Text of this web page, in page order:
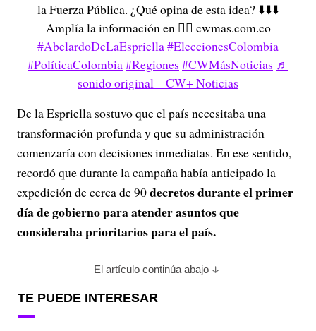
la Fuerza Pública. ¿Qué opina de esta idea? ⬇️⬇️⬇️
Amplía la información en 👉🏻 cwmas.com.co
#AbelardoDeLaEspriella#EleccionesColombia
#PolíticaColombia#Regiones #CWMásNoticias ♬
sonido original – CW+ Noticias
De la Espriella sostuvo que el país necesitaba una
transformación profunda y que su administración
comenzaría con decisiones inmediatas. En ese sentido,
recordó que durante la campaña había anticipado la
expedición de cerca de 90decretos durante el primer
día de gobierno para atender asuntos que
consideraba prioritarios para el país.
El artículo continúa abajo
TE PUEDE INTERESAR